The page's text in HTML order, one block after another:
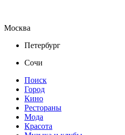
Москва
Петербург
Сочи
Поиск
Город
Кино
Рестораны
Мода
Красота